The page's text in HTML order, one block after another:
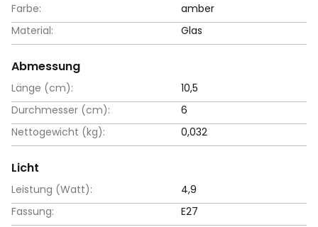
Farbe:
amber
Material:
Glas
Abmessung
Länge (cm):
10,5
Durchmesser (cm):
6
Nettogewicht (kg):
0,032
Licht
Leistung (Watt):
4,9
Fassung:
E27